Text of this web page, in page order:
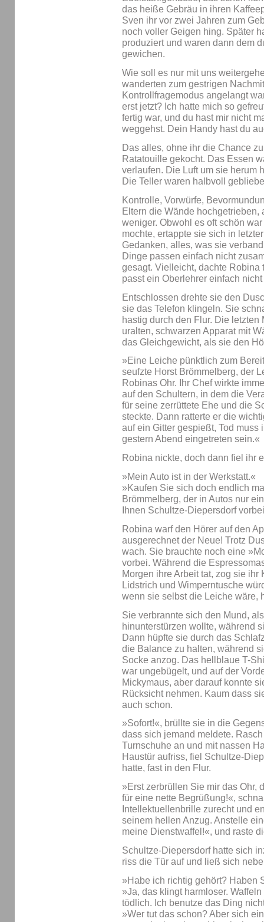
das heiße Gebräu in ihren
Sven ihr vor zwei Jahren zum
noch voller Geigen hing. Später
produziert und waren dann dem
gewichen.
Wie soll es nur mit uns
wanderten zum gestrigen
Kontrollfragemodus angelangt
erst jetzt? Ich hatte mich so
fertig war, und du hast mir nicht
weggehst. Dein Handy hast du
Das alles, ohne ihr die Chance
Ratatouille gekocht. Das Essen
verlaufen. Die Luft um sie herum
Die Teller waren halbvoll
Kontrolle, Vorwürfe,
Eltern die Wände
weniger. Obwohl es oft schön
mochte, ertappte sie sich in
Gedanken, alles, was sie
Dinge passen einfach nicht
gesagt. Vielleicht, dachte
passt ein Oberlehrer einfach nicht
Entschlossen drehte sie den
sie das Telefon klingeln. Sie
hastig durch den Flur. Die
uralten, schwarzen Apparat mit
das Gleichgewicht, als sie den
»Eine Leiche pünktlich zum
seufzte Horst Brömmelberg, der
Robinas Ohr. Ihr Chef wirkte
auf den Schultern, in dem die
für seine zerrüttete Ehe und die
steckte. Dann ratterte er die
auf ein Gitter gespießt, Tod
gestern Abend eingetreten sein.«
Robina nickte, doch dann fiel ihr
»Mein Auto ist in der Werkstatt.«
»Kaufen Sie sich doch endlich
Brömmelberg, der in Autos nur
Ihnen Schultze-Diepersdorf
Robina warf den Hörer auf den
ausgerechnet der Neue! Trotz
wach. Sie brauchte noch eine
vorbei. Während die
Morgen ihre Arbeit tat, zog sie
Lidstrich und Wimperntusche
wenn sie selbst die Leiche wäre,
Sie verbrannte sich den Mund,
hinunterstürzen wollte, während
Dann hüpfte sie durch das
die Balance zu halten, während
Socke anzog. Das hellblaue T-
war ungebügelt, und auf der
Mickymaus, aber darauf konnte
Rücksicht nehmen. Kaum dass
auch schon.
»Sofort!«, brüllte sie in die
dass sich jemand meldete.
Turnschuhe an und mit nassen
Haustür aufriss, fiel Schultze-
hatte, fast in den Flur.
»Erst zerbrüllen Sie mir das Ohr,
für eine nette Begrüßung!«,
Intellektuellenbrille zurecht und
seinem hellen Anzug. Anstelle
meine Dienstwaffel!«, und raste
Schultze-Diepersdorf hatte sich
riss die Tür auf und ließ sich
»Habe ich richtig gehört? Haben
»Ja, das klingt harmloser.
tödlich. Ich benutze das Ding
»Wer tut das schon? Aber sich